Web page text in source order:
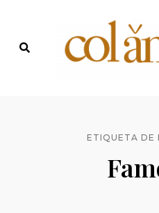
ColandCol
ETIQUETA DE